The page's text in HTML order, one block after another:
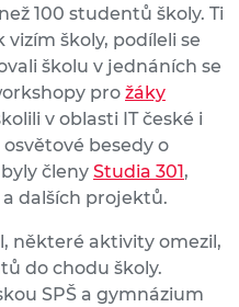
100 studentů školy. Ti
školy, podíleli se
školu v jednáních se
pro žáky
v oblasti IT české i
besedy o
členy Studia 301 ,
a dalších projektů.
některé aktivity omezil,
do chodu školy.
SPŠ a gymnázium